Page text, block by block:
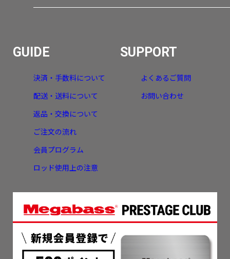
GUIDE
決済・手数料について
配送・送料について
返品・交換について
ご注文の流れ
会員プログラム
ロッド使用上の注意
SUPPORT
よくあるご質問
お問い合わせ